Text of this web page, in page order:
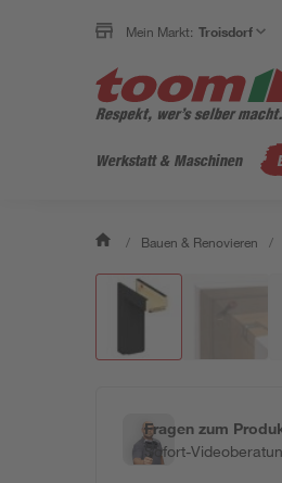
Mein Markt: Troisdorf
Werkstatt & Maschinen
/ Bauen & Renovieren /
Fragen zum
Sofort-